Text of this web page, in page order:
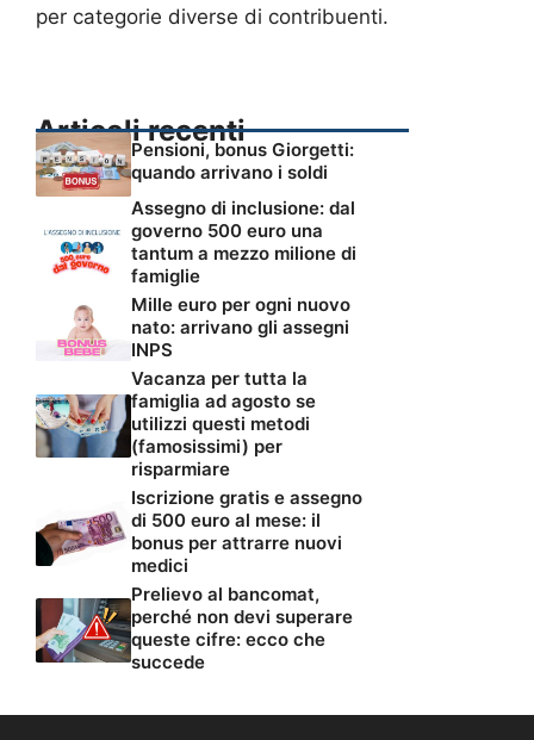
per categorie diverse di contribuenti.
Articoli recenti
Pensioni, bonus Giorgetti:
quando arrivano i soldi
Assegno di inclusione: dal
governo 500 euro una
tantum a mezzo milione di
famiglie
Mille euro per ogni nuovo
nato: arrivano gli assegni
INPS
Vacanza per tutta la
famiglia ad agosto se
utilizzi questi metodi
(famosissimi) per
risparmiare
Iscrizione gratis e assegno
di 500 euro al mese: il
bonus per attrarre nuovi
medici
Prelievo al bancomat,
perché non devi superare
queste cifre: ecco che
succede